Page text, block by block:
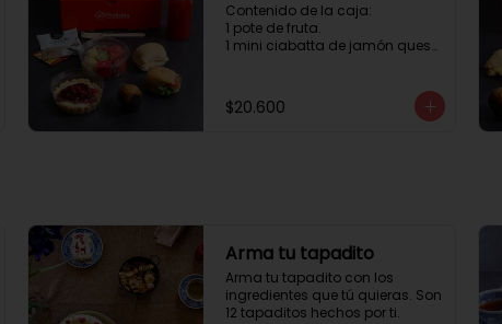
Contenido de la caja:
1 pote de fruta.
1 mini ciabatta de jamón queso
1 mini muffin
1 cheesecake
$20.600
Arma tu tapadito
Arma tu tapadito con los
ingredientes que tú quieras. Son
12 tapaditos hechos por ti.